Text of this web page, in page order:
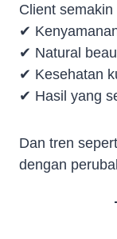
Client
✔
✔ Natural
✔ Kesehatan
✔ Hasil yang
Dan tren
dengan